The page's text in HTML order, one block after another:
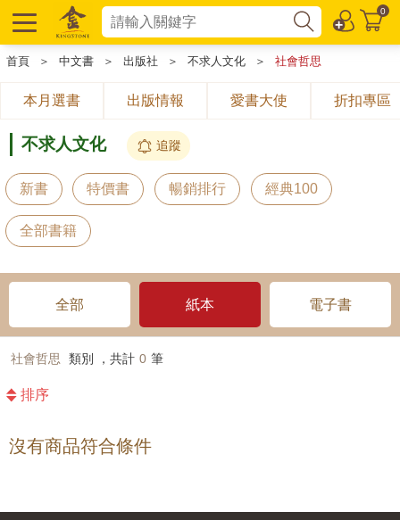
0
首頁 ＞ 中文書 ＞ 出版社 ＞ 不求人文化 ＞ 社會哲思
本月選書 出版情報 愛書大使 折扣專區
不求人文化 追蹤
新書 特價書 暢銷排行 經典100
全部書籍
全部 紙本 電子書
社會哲思 類別 ，共計 0 筆
排序
沒有商品符合條件